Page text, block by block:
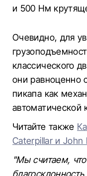
и 500 Нм
Очевидно, для
классического
они равноценно
пикапа как
автоматической
Читайте также
Caterpillar и John
"Мы считаем,